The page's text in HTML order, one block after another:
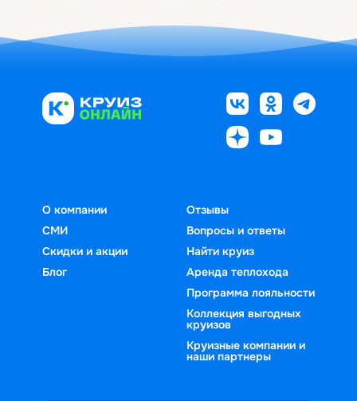
О компании
СМИ
Скидки и акции
Блог
Отзывы
Вопросы и ответы
Найти круиз
Аренда теплохода
Программа лояльности
Коллекция выгодных
круизов
Круизные компании и
наши партнеры